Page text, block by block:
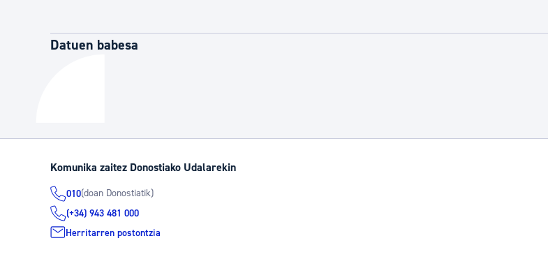
Datuen babesa
Komunika zaitez Donostiako Udalarekin
010(doan Donostiatik)
(+34) 943 481 000
Herritarren postontzia